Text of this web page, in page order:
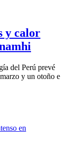
y calor
del Perú prevé
y un otoño e